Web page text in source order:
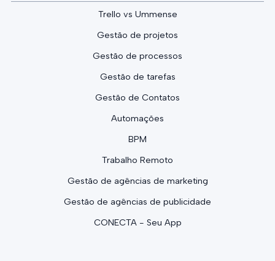
Trello vs Ummense
Gestão de projetos
Gestão de processos
Gestão de tarefas
Gestão de Contatos
Automações
BPM
Trabalho Remoto
Gestão de agências de marketing
Gestão de agências de publicidade
CONECTA - Seu App